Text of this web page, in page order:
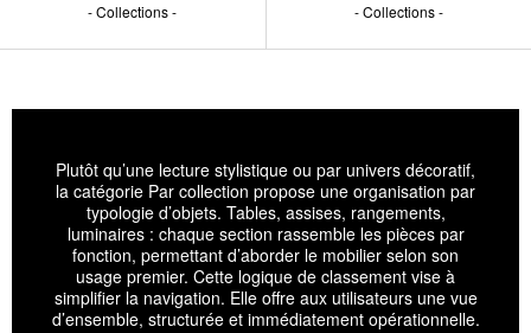
Collections Collections
Plutôt qu’une lecture stylistique ou par univers décoratif,
la catégorie Par collection propose une organisation par
typologie d’objets. Tables, assises, rangements,
luminaires : chaque section rassemble les pièces par
fonction, permettant d’aborder le mobilier selon son
usage premier. Cette logique de classement vise à
simplifier la navigation. Elle offre aux utilisateurs une vue
d’ensemble, structurée et immédiatement opérationnelle.